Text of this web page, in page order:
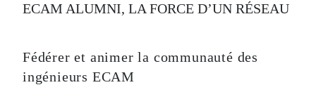
ECAM ALUMNI, LA FORCE D’UN RÉSEAU
Fédérer et animer la communauté des
ingénieurs ECAM